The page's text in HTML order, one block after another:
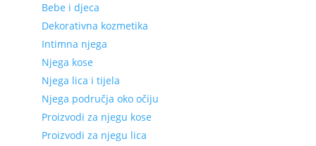
Bebe i djeca
Dekorativna kozmetika
Intimna njega
Njega kose
Njega lica i tijela
Njega područja oko očiju
Proizvodi za njegu kose
Proizvodi za njegu lica